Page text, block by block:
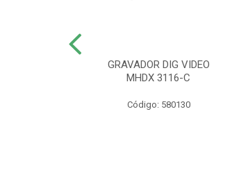
GRAVADOR DIG VIDEO
MHDX 3116-C
Código: 580130